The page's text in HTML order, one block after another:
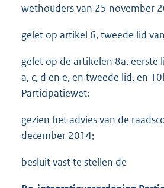
wethouders van 25 november
gelet op artikel 6, tweede lid
gelet op de artikelen 8a, eerste
a, c, d en e, en tweede lid, en
Participatiewet;
gezien het advies van de
december 2014;
besluit vast te stellen de